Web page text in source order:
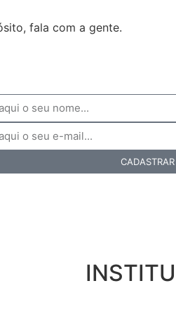
fala com a gente.
CADASTRAR